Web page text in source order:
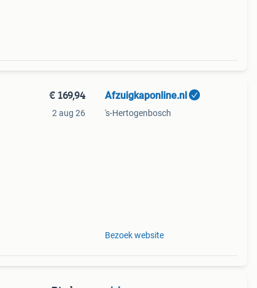
€ 169,94
2 aug 26
Afzuigkaponline.nl
's-Hertogenbosch
Bezoek website